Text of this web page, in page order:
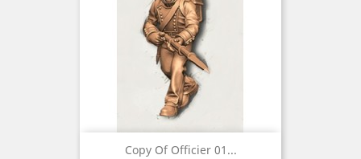
Copy Of Officier 01...